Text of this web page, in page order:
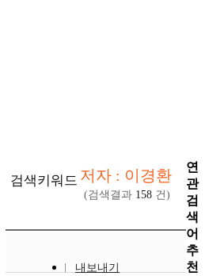
검색키워드 저자 : 이경환
(검색결과 158 건)
내보내기
연
관
검
색
어
추
천